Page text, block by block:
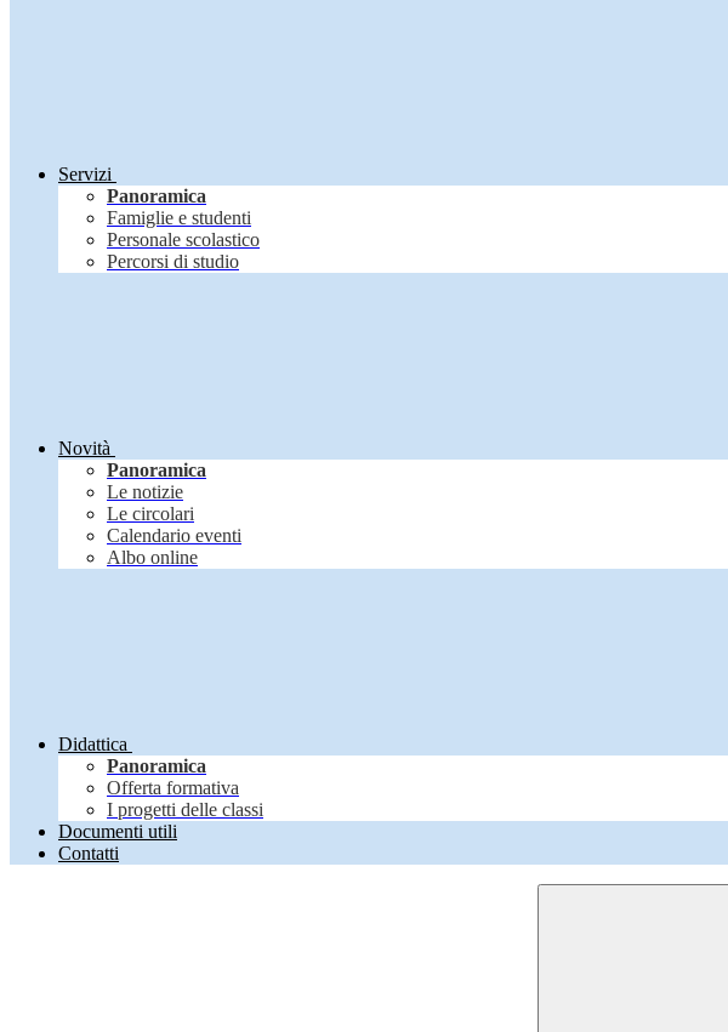
Servizi
Panoramica
Famiglie e studenti
Personale scolastico
Percorsi di studio
Novità
Panoramica
Le notizie
Le circolari
Calendario eventi
Albo online
Didattica
Panoramica
Offerta formativa
I progetti delle classi
Documenti utili
Contatti